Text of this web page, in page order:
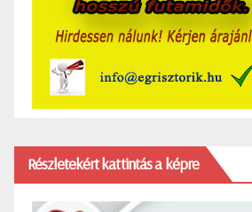
Részletekért kattintás a képre